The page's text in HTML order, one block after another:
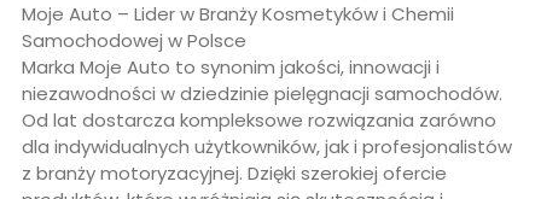
Moje Auto – Lider w Branży Kosmetyków i Chemii
Samochodowej w Polsce
Marka Moje Auto to synonim jakości, innowacji i
niezawodności w dziedzinie pielęgnacji samochodów.
Od lat dostarcza kompleksowe rozwiązania zarówno
dla indywidualnych użytkowników, jak i profesjonalistów
z branży motoryzacyjnej. Dzięki szerokiej ofercie